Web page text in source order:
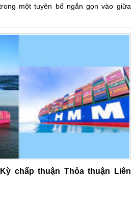
một tuyên bố ngắn gọn vào giữa
chấp thuận Thỏa thuận Liên